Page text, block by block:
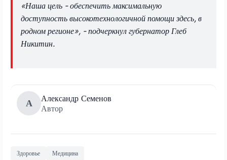
«Наша цель - обеспечить максимальную
доступность высокотехнологичной помощи здесь, в
родном регионе», - подчеркнул губернатор Глеб
Никитин.
А
Александр Семенов
Автор
Здоровье Медицина